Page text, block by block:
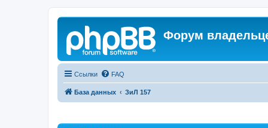
Форум
Ссылки FAQ
База данных ЗиЛ 157